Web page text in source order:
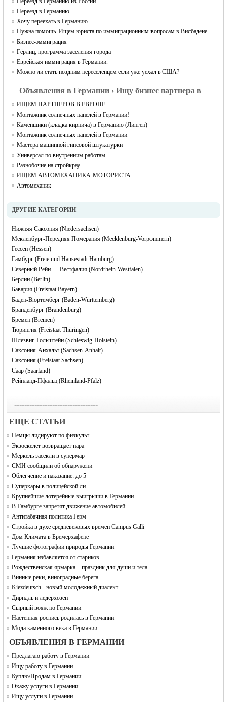
Переезд в Германию
Хочу переехать в Германию
Нужна помощь. Ищем юриста по иммиграционным вопросам в Висбадене.
Бизнес-эммиграция
Гёрлиц, программа заселения города
Еврейская иммиграция в Германии.
Можно ли стать поздним переселенцем если уже уехал в США?
Объявления в Германии › Ищу бизнес партнера в
Германии
ИЩЕМ ПАРТНЕРОВ В ЕВРОПЕ
Монтажник солнечных панелей в Германии!
Каменщики (кладка кирпича) в Германию (Линген)
Монтажник солнечных панелей в Германии
Мастера машинной гипсовой штукатурки
Универсал по внутренним работам
Разнобочие на стройкрау
ИЩЕМ АВТОМЕХАНИКА-МОТОРИСТА
Автомеханик
ДРУГИЕ КАТЕГОРИИ
Нижняя Саксония (Niedersachsen)
Мекленбург-Передняя Померания (Mecklenburg-Vorpommern)
Гессен (Hessen)
Гамбург (Freie und Hansestadt Hamburg)
Северный Рейн — Вестфалия (Nordrhein-Westfalen)
Берлин (Berlin)
Бавария (Freistaat Bayern)
Баден-Вюртемберг (Baden-Württemberg)
Бранденбург (Brandenburg)
Бремен (Bremen)
Тюрингия (Freistaat Thüringen)
Шлезвиг-Гольштейн (Schleswig-Holstein)
Саксония-Анхальт (Sachsen-Anhalt)
Саксония (Freistaat Sachsen)
Саар (Saarland)
Рейнланд-Пфальц (Rheinland-Pfalz)
---------------------------------
EЩЕ СТАТЬИ
Немцы лидируют по физкульт
Экзоскелет возвращает пара
Меркель засекли в супермар
СМИ сообщили об обнаружени
Облегчение и наказание: до 5
Суперкары в полицейской ли
Крупнейшие лотерейные выигрыши в Германии
В Гамбурге запретят движение автомобилей
Антитабачная политика Герм
Стройка в духе средневековых времен Campus Galli
Дом Климата в Бремерхафене
Лучшие фотографии природы Германии
Германия избавляется от стариков
Рождественская ярмарка – праздник для души и тела
Винные реки, виноградные берега...
Kiezdeutsch - новый молодежный диалект
Дирндль и ледерхозен
Сырный вояж по Германии
Настенная роспись родилась в Германии
Мода каменного века в Германии
ОБЪЯВЛЕНИЯ В ГЕРМАНИИ
Предлагаю работу в Германии
Ищу работу в Германии
Куплю/Продам в Германии
Окажу услуги в Германии
Ищу услуги в Германии